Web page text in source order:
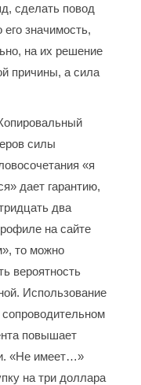
сделать повод
значимость,
на их решение
причины, а сила
силы
«я
дает гарантию,
два
на сайте
то можно
вероятность
Использование
повышает
«Не имеет…»
на три доллара